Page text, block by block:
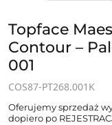
Topface
Contour –
001
COS87-PT268.001K
Oferujemy sprzedaż
dopiero po